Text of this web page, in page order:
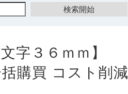
字３６ｍｍ】
購買 コスト削減